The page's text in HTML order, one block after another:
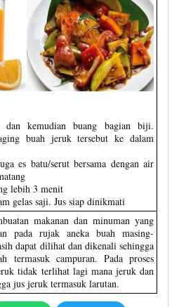
dan kemudian buang bagian biji.
buah jeruk tersebut ke dalam
es batu/serut bersama dengan air
lebih 3 menit
gelas saji. Jus siap dinikmati
makanan dan minuman yang
pada rujak aneka buah masing-
dapat dilihat dan dikenali sehingga
termasuk campuran. Pada proses
tidak terlihat lagi mana jeruk dan
jus jeruk termasuk larutan.